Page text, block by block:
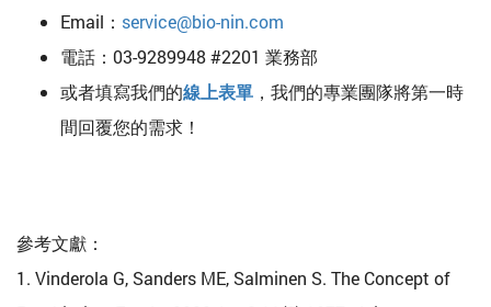
Email： service@bio-nin.com
電話：03-9289948 #2201 業務部
或者填寫我們的線上表單 ，我們的專業團隊將第一時
間回覆您的需求！
參考文獻：
1. Vinderola G, Sanders ME, Salminen S. The Concept of